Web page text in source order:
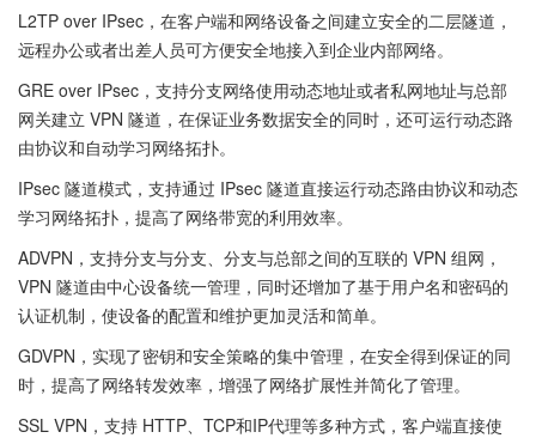
L2TP over IPsec，在客户端和网络设备之间建立安全的二层隧道，
远程办公或者出差人员可方便安全地接入到企业内部网络。
GRE over IPsec，支持分支网络使用动态地址或者私网地址与总部
网关建立 VPN 隧道，在保证业务数据安全的同时，还可运行动态路
由协议和自动学习网络拓扑。
IPsec 隧道模式，支持通过 IPsec 隧道直接运行动态路由协议和动态
学习网络拓扑，提高了网络带宽的利用效率。
ADVPN，支持分支与分支、分支与总部之间的互联的 VPN 组网，
VPN 隧道由中心设备统一管理，同时还增加了基于用户名和密码的
认证机制，使设备的配置和维护更加灵活和简单。
GDVPN，实现了密钥和安全策略的集中管理，在安全得到保证的同
时，提高了网络转发效率，增强了网络扩展性并简化了管理。
SSL VPN，支持 HTTP、TCP和IP代理等多种方式，客户端直接使